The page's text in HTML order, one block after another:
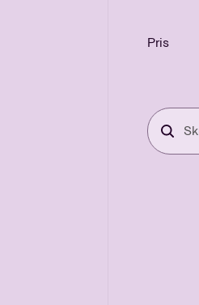
Pris
inn
linjenavn